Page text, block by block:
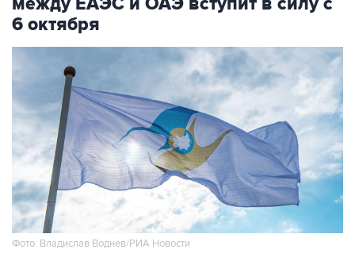
6 октября
Фото: Владислав Воднев/РИА Новости